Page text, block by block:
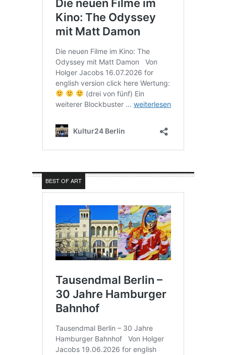
BEST OF ART